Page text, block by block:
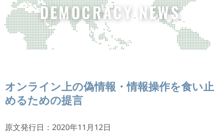
DEMOCRACY NEWS
オンライン上の偽情報・情報操作を食い止
めるための提言
原文発行日：2020年11月12日